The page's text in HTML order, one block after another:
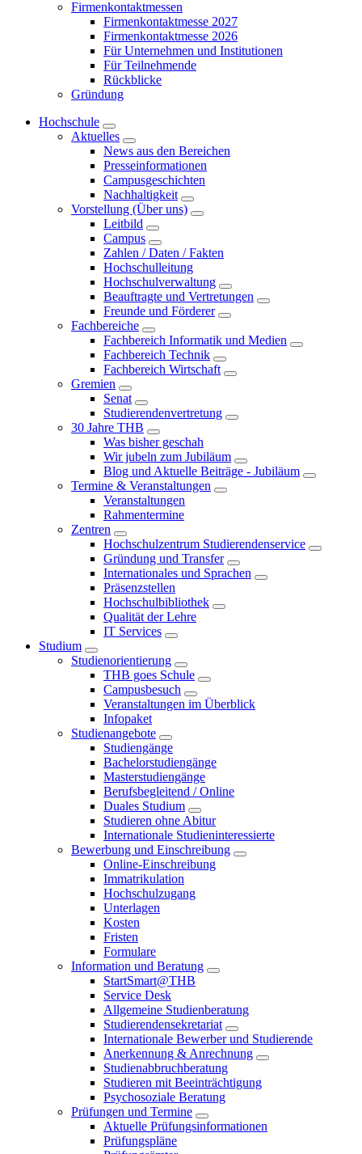
Firmenkontaktmessen
Firmenkontaktmesse 2027
Firmenkontaktmesse 2026
Für Unternehmen und Institutionen
Für Teilnehmende
Rückblicke
Gründung
Hochschule
Aktuelles
News aus den Bereichen
Presseinformationen
Campusgeschichten
Nachhaltigkeit
Vorstellung (Über uns)
Leitbild
Campus
Zahlen / Daten / Fakten
Hochschulleitung
Hochschulverwaltung
Beauftragte und Vertretungen
Freunde und Förderer
Fachbereiche
Fachbereich Informatik und Medien
Fachbereich Technik
Fachbereich Wirtschaft
Gremien
Senat
Studierendenvertretung
30 Jahre THB
Was bisher geschah
Wir jubeln zum Jubiläum
Blog und Aktuelle Beiträge - Jubiläum
Termine & Veranstaltungen
Veranstaltungen
Rahmentermine
Zentren
Hochschulzentrum Studierendenservice
Gründung und Transfer
Internationales und Sprachen
Präsenzstellen
Hochschulbibliothek
Qualität der Lehre
IT Services
Studium
Studienorientierung
THB goes Schule
Campusbesuch
Veranstaltungen im Überblick
Infopaket
Studienangebote
Studiengänge
Bachelorstudiengänge
Masterstudiengänge
Berufsbegleitend / Online
Duales Studium
Studieren ohne Abitur
Internationale Studieninteressierte
Bewerbung und Einschreibung
Online-Einschreibung
Immatrikulation
Hochschulzugang
Unterlagen
Kosten
Fristen
Formulare
Information und Beratung
StartSmart@THB
Service Desk
Allgemeine Studienberatung
Studierendensekretariat
Internationale Bewerber und Studierende
Anerkennung & Anrechnung
Studienabbruchberatung
Studieren mit Beeinträchtigung
Psychosoziale Beratung
Prüfungen und Termine
Aktuelle Prüfungsinformationen
Prüfungspläne